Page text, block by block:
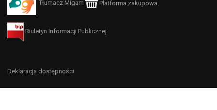
Tłumacz Migam Platforma zakupowa
Biuletyn Informacji Publicznej
Deklaracja dostępności